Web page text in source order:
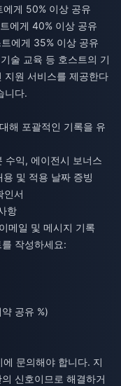
에게 50% 이상 공유
에게 40% 이상 공유
에게 35% 이상 공유
술 교육 등 호스트의 기
지원 서비스를 제공한다
니다.
해 포괄적인 기록을 유
수익, 에이전시 보너스
및 적용 날짜 증빙
인서
항
메일 및 메시지 기록
작성하세요:
공유 %)
문의해야 합니다. 지
신호이므로 해결하거